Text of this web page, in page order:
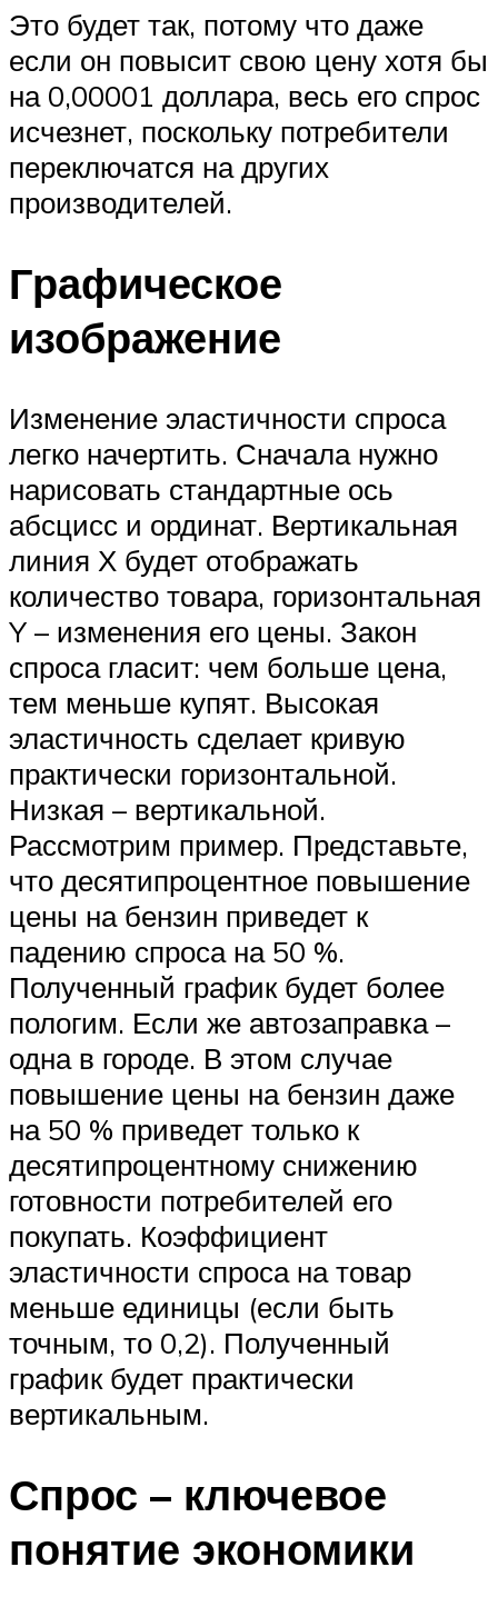
Это будет так, потому что даже
если он повысит свою цену хотя бы
на 0,00001 доллара, весь его спрос
исчезнет, поскольку потребители
переключатся на других
производителей.
Графическое
изображение
Изменение эластичности спроса
легко начертить. Сначала нужно
нарисовать стандартные ось
абсцисс и ординат. Вертикальная
линия Х будет отображать
количество товара, горизонтальная
Y – изменения его цены. Закон
спроса гласит: чем больше цена,
тем меньше купят. Высокая
эластичность сделает кривую
практически горизонтальной.
Низкая – вертикальной.
Рассмотрим пример. Представьте,
что десятипроцентное повышение
цены на бензин приведет к
падению спроса на 50 %.
Полученный график будет более
пологим. Если же автозаправка –
одна в городе. В этом случае
повышение цены на бензин даже
на 50 % приведет только к
десятипроцентному снижению
готовности потребителей его
покупать. Коэффициент
эластичности спроса на товар
меньше единицы (если быть
точным, то 0,2). Полученный
график будет практически
вертикальным.
Спрос – ключевое
понятие экономики